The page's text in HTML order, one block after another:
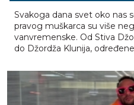
KARAKTERISTIKE
Svakoga dana svet oko nas
vanvremenske. Od Stiva
do Džordža Klunija, određene